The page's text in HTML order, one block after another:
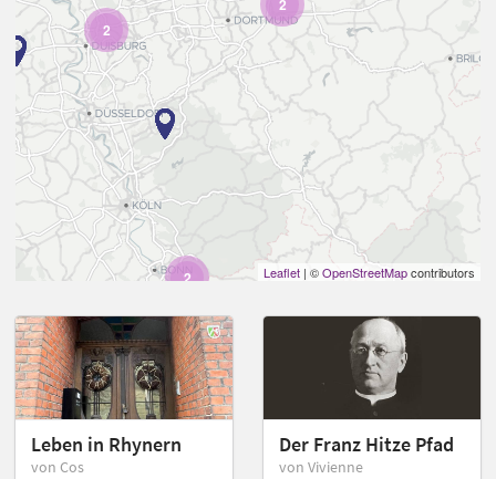
2
2
2 Leaflet | ©OpenStreetMapcontributors
Leben in Rhynern
von Cos
Der Franz Hitze Pfad
von Vivienne